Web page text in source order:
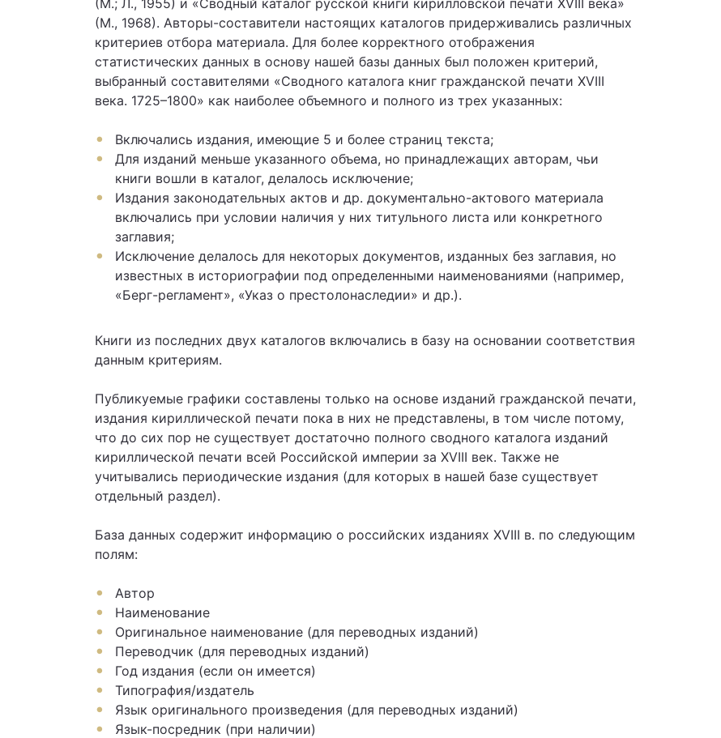
(М.; Л., 1955) и «Сводный каталог русской книги кирилловской печати XVIII века»
(М., 1968). Авторы-составители настоящих каталогов придерживались различных
критериев отбора материала. Для более корректного отображения
статистических данных в основу нашей базы данных был положен критерий,
выбранный составителями «Сводного каталога книг гражданской печати XVIII
века. 1725–1800» как наиболее объемного и полного из трех указанных:
Включались издания, имеющие 5 и более страниц текста;
Для изданий меньше указанного объема, но принадлежащих авторам, чьи
книги вошли в каталог, делалось исключение;
Издания законодательных актов и др. документально-актового материала
включались при условии наличия у них титульного листа или конкретного
заглавия;
Исключение делалось для некоторых документов, изданных без заглавия, но
известных в историографии под определенными наименованиями (например,
«Берг-регламент», «Указ о престолонаследии» и др.).
Книги из последних двух каталогов включались в базу на основании соответствия
данным критериям.
Публикуемые графики составлены только на основе изданий гражданской печати,
издания кириллической печати пока в них не представлены, в том числе потому,
что до сих пор не существует достаточно полного сводного каталога изданий
кириллической печати всей Российской империи за XVIII век. Также не
учитывались периодические издания (для которых в нашей базе существует
отдельный раздел).
База данных содержит информацию о российских изданиях XVIII в. по следующим
полям:
Автор
Наименование
Оригинальное наименование (для переводных изданий)
Переводчик (для переводных изданий)
Год издания (если он имеется)
Типография/издатель
Язык оригинального произведения (для переводных изданий)
Язык-посредник (при наличии)